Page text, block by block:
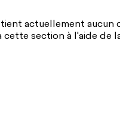
actuellement aucun
section à l'aide de